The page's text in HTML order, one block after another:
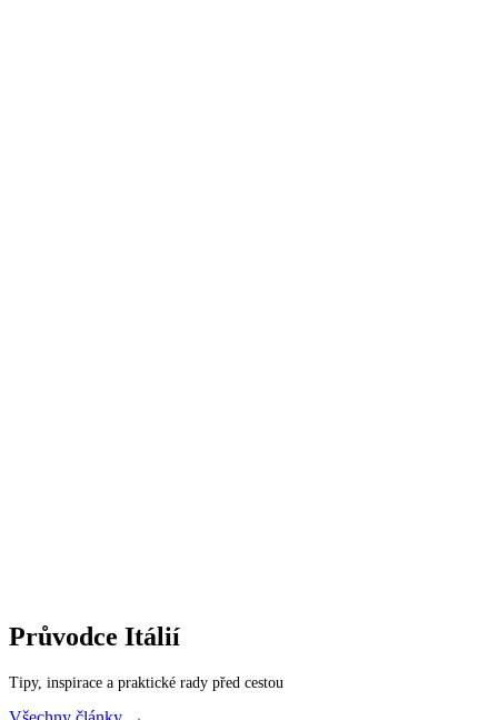
Průvodce Itálií
Tipy, inspirace a praktické rady před cestou